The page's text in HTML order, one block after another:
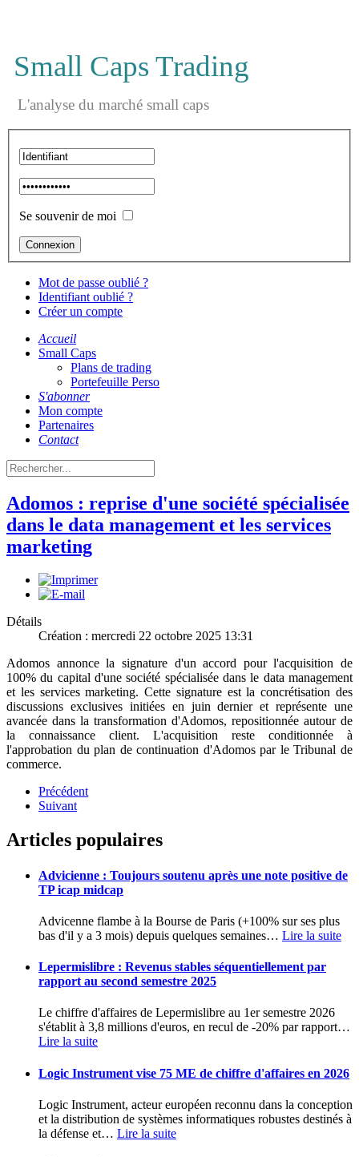
Small Caps Trading
L'analyse du marché small caps
Se souvenir de moi
Mot de passe oublié ?
Identifiant oublié ?
Créer un compte
Accueil
Small Caps
Plans de trading
Portefeuille Perso
S'abonner
Mon compte
Partenaires
Contact
Adomos : reprise d'une société spécialisée
dans le data management et les services
marketing
Détails
Création : mercredi 22 octobre 2025 13:31
Adomos annonce la signature d'un accord pour l'acquisition de
100% du capital d'une société spécialisée dans le data management
et les services marketing. Cette signature est la concrétisation des
discussions exclusives initiées en juin dernier et représente une
avancée dans la transformation d'Adomos, repositionnée autour de
la connaissance client. L'acquisition reste conditionnée à
l'approbation du plan de continuation d'Adomos par le Tribunal de
commerce.
Précédent
Suivant
Articles populaires
Advicienne : Toujours soutenu après une note positive de
TP icap midcap
Advicenne flambe à la Bourse de Paris (+100% sur ses plus
bas d'il y a 3 mois) depuis quelques semaines… Lire la suite
Lepermislibre : Revenus stables séquentiellement par
rapport au second semestre 2025
Le chiffre d'affaires de Lepermislibre au 1er semestre 2026
s'établit à 3,8 millions d'euros, en recul de -20% par rapport…
Lire la suite
Logic Instrument vise 75 ME de chiffre d'affaires en 2026
Logic Instrument, acteur européen reconnu dans la conception
et la distribution de systèmes informatiques robustes destinés à
la défense et… Lire la suite